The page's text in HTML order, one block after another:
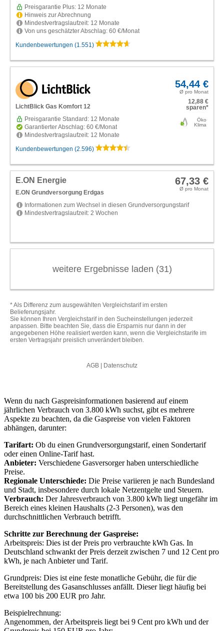
Wenn du nach Gaspreisinformationen basierend auf einem
jährlichen Verbrauch von 3.800 kWh suchst, gibt es mehrere
Aspekte zu beachten, da die Gaspreise von vielen Faktoren
abhängen, darunter:
Tarifart: Ob du einen Grundversorgungstarif, einen Sondertarif
oder einen Online-Tarif hast.
Anbieter: Verschiedene Gasversorger haben unterschiedliche
Preise.
Regionale Unterschiede: Die Preise variieren je nach Bundesland
und Stadt, insbesondere durch lokale Netzentgelte und Steuern.
Verbrauch: Der Jahresverbrauch von 3.800 kWh liegt ungefähr im
Bereich eines kleinen Haushalts (2-3 Personen), was den
durchschnittlichen Verbrauch betrifft.
Schritte zur Berechnung der Gaspreise:
Arbeitspreis: Dies ist der Preis pro verbrauchte kWh Gas. In
Deutschland schwankt der Preis derzeit zwischen 7 und 12 Cent pro
kWh, je nach Anbieter und Tarif.
Grundpreis: Dies ist eine feste monatliche Gebühr, die für die
Bereitstellung des Gasanschlusses anfällt. Dieser liegt häufig bei
etwa 100 bis 200 EUR pro Jahr.
Beispielrechnung:
Angenommen, der Arbeitspreis liegt bei 9 Cent pro kWh und der